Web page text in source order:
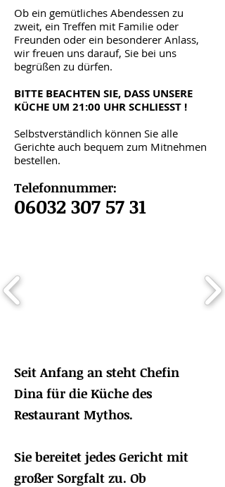
Ob ein gemütliches Abendessen zu
zweit, ein Treffen mit Familie oder
Freunden oder ein besonderer Anlass,
wir freuen uns darauf, Sie bei uns
begrüßen zu dürfen.
BITTE BEACHTEN SIE, DASS UNSERE
KÜCHE UM 21:00 UHR SCHLIESST !
Selbstverständlich können Sie alle
Gerichte auch bequem zum Mitnehmen
bestellen.
Telefonnummer:
06032 307 57 31
Seit Anfang an steht Chefin
Dina für die Küche des
Restaurant Mythos.
Sie bereitet jedes Gericht mit
großer Sorgfalt zu. Ob